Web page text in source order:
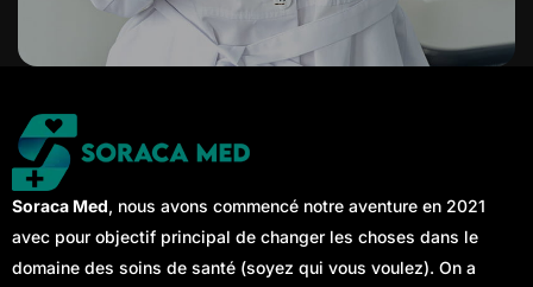
Soraca Med, nous avons commencé notre aventure en 2021
avec pour objectif principal de changer les choses dans le
domaine des soins de santé (soyez qui vous voulez). On a